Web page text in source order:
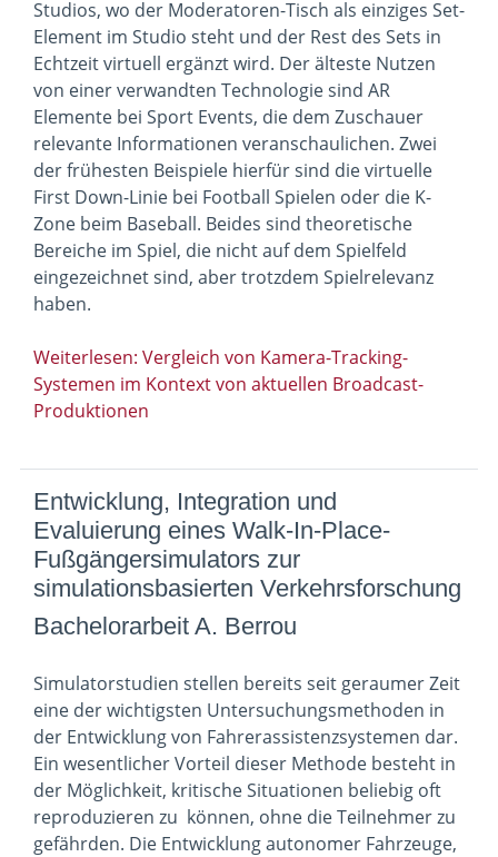
Studios, wo der Moderatoren-Tisch als einziges Set-
Element im Studio steht und der Rest des Sets in
Echtzeit virtuell ergänzt wird. Der älteste Nutzen
von einer verwandten Technologie sind AR
Elemente bei Sport Events, die dem Zuschauer
relevante Informationen veranschaulichen. Zwei
der frühesten Beispiele hierfür sind die virtuelle
First Down-Linie bei Football Spielen oder die K-
Zone beim Baseball. Beides sind theoretische
Bereiche im Spiel, die nicht auf dem Spielfeld
eingezeichnet sind, aber trotzdem Spielrelevanz
haben.
Weiterlesen: Vergleich von Kamera-Tracking-
Systemen im Kontext von aktuellen Broadcast-
Produktionen
Entwicklung, Integration und
Evaluierung eines Walk-In-Place-
Fußgängersimulators zur
simulationsbasierten Verkehrsforschung
Bachelorarbeit A. Berrou
Simulatorstudien stellen bereits seit geraumer Zeit
eine der wichtigsten Untersuchungsmethoden in
der Entwicklung von Fahrerassistenzsystemen dar.
Ein wesentlicher Vorteil dieser Methode besteht in
der Möglichkeit, kritische Situationen beliebig oft
reproduzieren zu können, ohne die Teilnehmer zu
gefährden. Die Entwicklung autonomer Fahrzeuge,